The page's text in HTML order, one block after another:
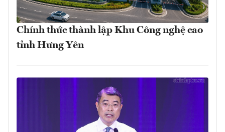
Chính thức thành lập Khu Công nghệ cao
tỉnh Hưng Yên